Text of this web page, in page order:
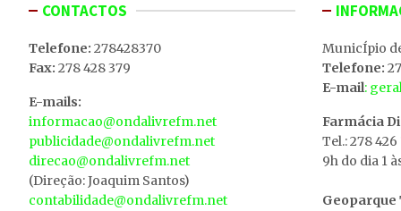
CONTACTOS
Telefone: 278428370
Fax: 278 428 379
E-mails:
informacao@ondalivrefm.net
publicidade@ondalivrefm.net
direcao@ondalivrefm.net
(Direção: Joaquim Santos)
contabilidade@ondalivrefm.net
MunicÍpio
Telefone:
E-mail:
Farmácia
Tel.: 278
9h do dia 1
Geoparque